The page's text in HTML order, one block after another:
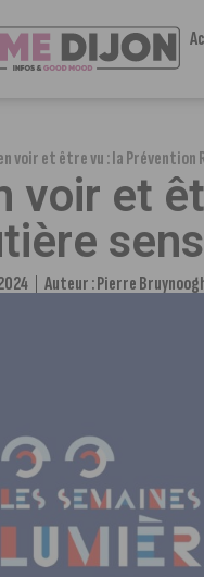
voir et être vu : la
voir et
Auteur :Pierre